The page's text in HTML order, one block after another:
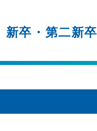
新卒・第二新卒